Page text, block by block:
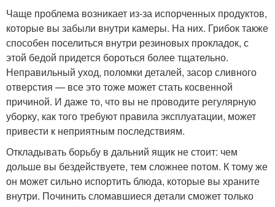
Чаще проблема возникает из-за испорченных продуктов,
которые вы забыли внутри камеры. На них. Грибок также
способен поселиться внутри резиновых прокладок, с
этой бедой придется бороться более тщательно.
Неправильный уход, поломки деталей, засор сливного
отверстия — все это тоже может стать косвенной
причиной. И даже то, что вы не проводите регулярную
уборку, как того требуют правила эксплуатации, может
привести к неприятным последствиям.
Откладывать борьбу в дальний ящик не стоит: чем
дольше вы бездействуете, тем сложнее потом. К тому же
он может сильно испортить блюда, которые вы храните
внутри. Починить сломавшиеся детали сможет только